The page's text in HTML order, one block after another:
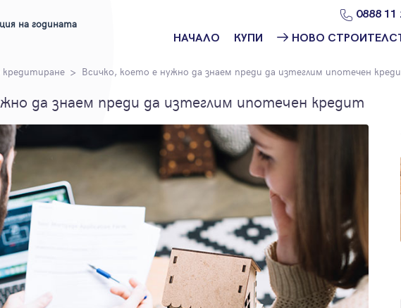
на годината
0888 11
НАЧАЛО КУПИ
Намери
имот
Защо да купя
Адрес?
НОВО
Ново
строителство
строителство
Проекти ново
строителство
Всичко, което е нужно да знаем преди да изтеглим ипотечен
да знаем преди да изтеглим ипотечен кредит